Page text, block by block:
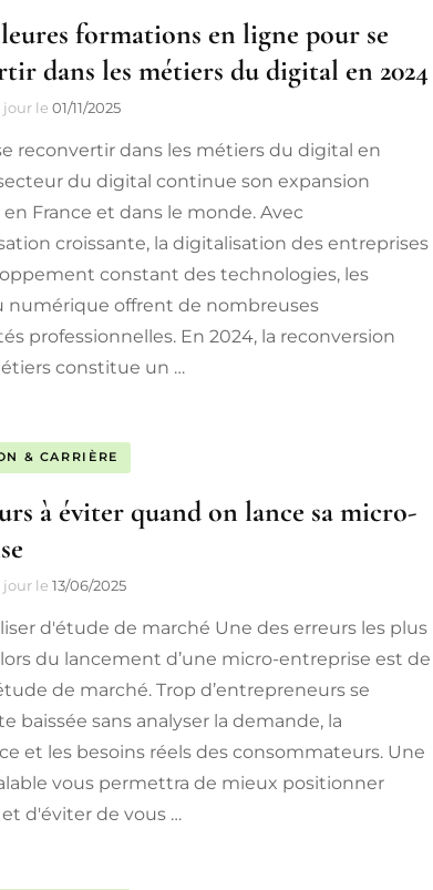
formations en ligne pour se
dans les métiers du digital en 2024
jour le 01/11/2025
reconvertir dans les métiers du digital en
du digital continue son expansion
France et dans le monde. Avec
croissante, la digitalisation des entreprises
constant des technologies, les
numérique offrent de nombreuses
professionnelles. En 2024, la reconversion
constitue un …
& CARRIÈRE
à éviter quand on lance sa micro-
jour le 13/06/2025
d'étude de marché Une des erreurs les plus
du lancement d’une micro-entreprise est de
de marché. Trop d’entrepreneurs se
baissée sans analyser la demande, la
et les besoins réels des consommateurs. Une
vous permettra de mieux positionner
d'éviter de vous …